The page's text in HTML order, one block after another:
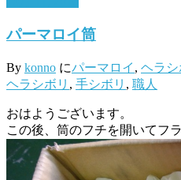
パーマロイ筒
By konno にパーマロイ , ヘラシ
ヘラシボリ , 手シボリ , 職人
おはようございます。
この後、筒のフチを開いてフ